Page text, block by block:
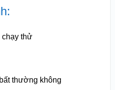
thử
thường không